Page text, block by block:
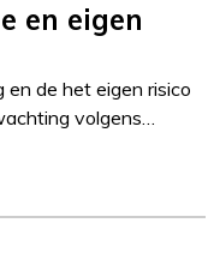
en eigen
de het eigen risico
volgens…